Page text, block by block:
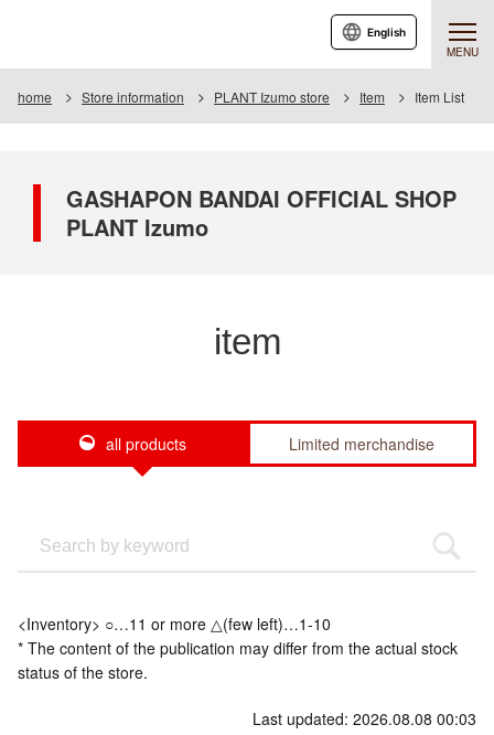
MENU
English
home Store information PLANT Izumo store Item Item List
GASHAPON BANDAI OFFICIAL SHOP
PLANT Izumo
item
all products Limited merchandise
<Inventory> ○…11 or more △(few left)…1-10
* The content of the publication may differ from the actual stock
status of the store.
Last updated: 2026.08.08 00:03